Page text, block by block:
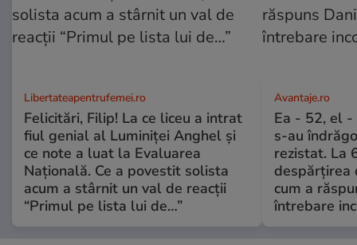
Libertateapentrufemei.ro
Felicitări, Filip! La ce liceu a intrat
fiul genial al Luminiței Anghel și
ce note a luat la Evaluarea
Națională. Ce a povestit solista
acum a stârnit un val de reacții
“Primul pe lista lui de…”
Avantaje.ro
Ea - 52, el -
s-au
rezistat. La
despărțirea
cum a
întrebare